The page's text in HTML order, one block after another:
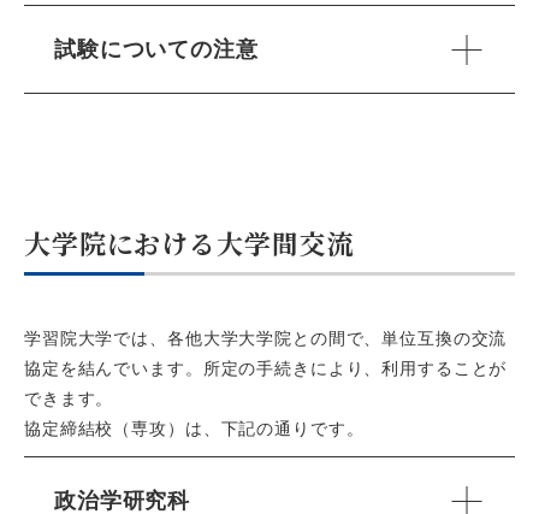
試験についての注意
大学院における大学間交流
学習院大学では、各他大学大学院との間で、単位互換の交流
協定を結んでいます。所定の手続きにより、利用することが
できます。
協定締結校（専攻）は、下記の通りです。
政治学研究科